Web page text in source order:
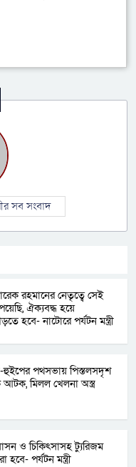
সব সংবাদ
রহমানের নেতৃত্বে সেই
ঐক্যবদ্ধ হয়ে
হবে- নাটোরে পর্যটন মন্ত্রী
হুইপের পথসভায় পিস্তলসদৃশ
মিলল খেলনা অস্ত্র
ও চিকিৎসাসহ ট্যুরিজম
হবে- পর্যটন মন্ত্রী